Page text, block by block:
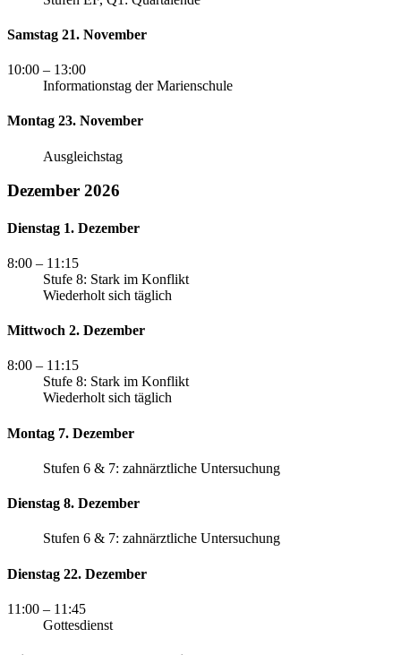
Samstag 21. November
10:00 – 13:00
Informationstag der Marienschule
Montag 23. November
Ausgleichstag
Dezember 2026
Dienstag 1. Dezember
8:00 – 11:15
Stufe 8: Stark im Konflikt
Wiederholt sich täglich
Mittwoch 2. Dezember
8:00 – 11:15
Stufe 8: Stark im Konflikt
Wiederholt sich täglich
Montag 7. Dezember
Stufen 6 & 7: zahnärztliche Untersuchung
Dienstag 8. Dezember
Stufen 6 & 7: zahnärztliche Untersuchung
Dienstag 22. Dezember
11:00 – 11:45
Gottesdienst